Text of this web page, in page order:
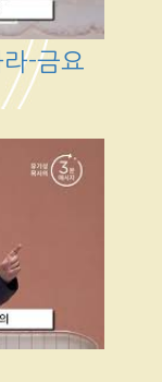
-금요